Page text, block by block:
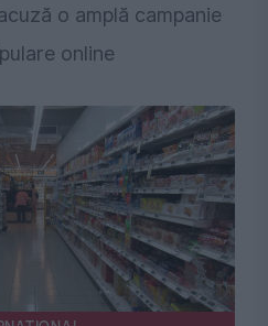
o amplă campanie
online